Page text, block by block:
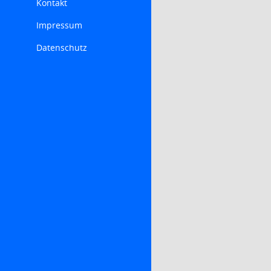
Kontakt
Impressum
Datenschutz